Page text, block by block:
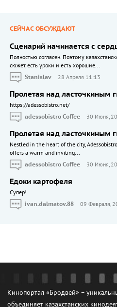
СЕЙЧАС ОБСУЖДАЮТ
Сценарий начинается с
Полностью согласен. Поэтому
сюжет, есть уроки и есть хорошие...
Stanislav
28 Апреля 11:13
Пролетая над ласточкиным
https://adessobistro.net/
adessobistro Coffee
30 Июня,
Пролетая над ласточкиным
Nestled in the heart of the city,
offers a warm and inviting...
adessobistro Coffee
30 Июня,
Едоки картофеля
Cупер!
ivan.dalmatov.88
09 Февраля,
Кинопортал «Бродвей» –
объединяет казахстанских